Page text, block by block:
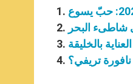
شاطىء البحر
تريفي؟